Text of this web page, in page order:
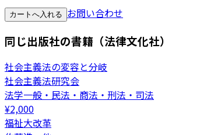
カートへ入れる お問い合わせ
同じ出版社の書籍（法律文化社）
社会主義法の変容と分岐
社会主義法研究会
法学一般・民法・商法・刑法・司法
¥2,000
福祉大改革